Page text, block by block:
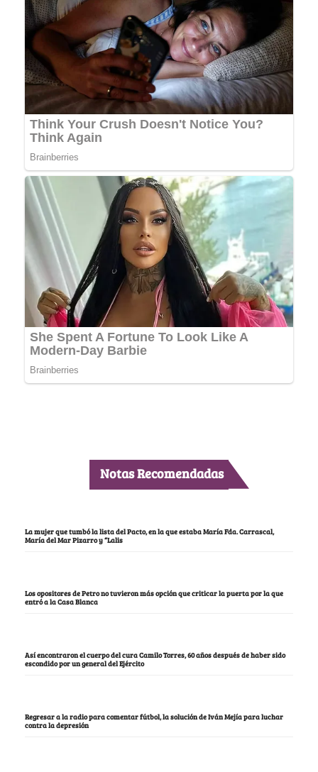
Notas Recomendadas
La mujer que tumbó la lista del Pacto, en la que estaba María Fda. Carrascal,
María del Mar Pizarro y “Lalis
Los opositores de Petro no tuvieron más opción que criticar la puerta por la que
entró a la Casa Blanca
Así encontraron el cuerpo del cura Camilo Torres, 60 años después de haber sido
escondido por un general del Ejército
Regresar a la radio para comentar fútbol, la solución de Iván Mejía para luchar
contra la depresión